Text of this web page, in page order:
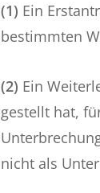
(1) Ein
bestimmten
(2) Ein
gestellt hat,
nicht als